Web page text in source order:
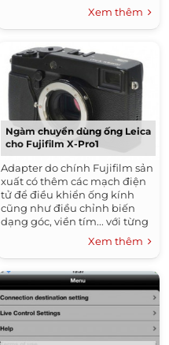
Xem thêm
Ngàm chuyển dùng ống Leica
cho Fujifilm X-Pro1
Adapter do chính Fujifilm sản
xuất có thêm các mạch điện
tử để điều khiển ống kính
cũng như điều chỉnh biến
dạng góc, viền tím... với từng
Xem thêm